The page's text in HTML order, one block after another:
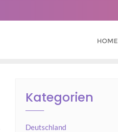
HOME
Kategorien
Deutschland